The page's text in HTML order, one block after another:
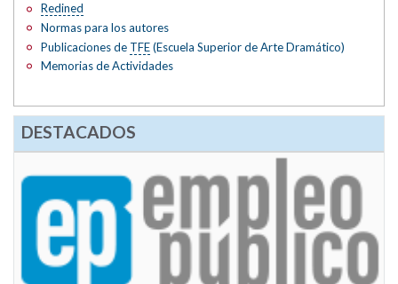
Redined
Normas para los autores
Publicaciones de TFE(Escuela Superior de Arte Dramático)
Memorias de Actividades
DESTACADOS